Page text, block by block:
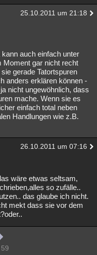
25.10.2011 um 21:18
auch einfach unter
Moment gar nicht recht
gerade Tatortspuren
anders erklären können -
nicht ungewöhnlich, dass
mache. Wenn sie es
einfach total neben
Handlungen wie z.B.
26.10.2011 um 07:16
wäre etwas seltsam,
so zufälle..
das glaube ich nicht.
mekt dass sie vor dem